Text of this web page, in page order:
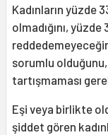
Kadınların yüzde
olmadığını, yüzde
sorumlu olduğunu,
tartışmaması
Eşi veya birlikte
şiddet gören